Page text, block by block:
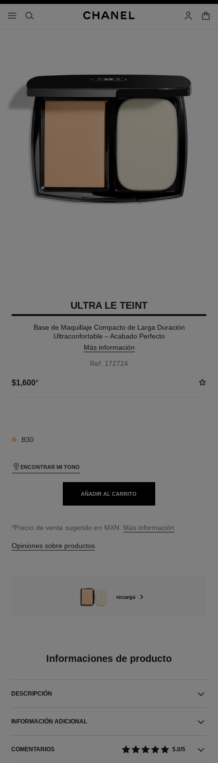
- navegación principal
buscar cuenta
carrito
ULTRA LE TEINT
Base de Maquillaje Compacto de Larga Duración
Ultraconfortable – Acabado Perfecto
Más información
Ref. 172724
$1,600*
B30
ENCONTRAR MI TONO
AÑADIR AL CARRITO
↩
*Precio de venta sugerido en MXN. Más información
Opiniones sobre productos
recarga
Informaciones de producto
DESCRIPCIÓN
INFORMACIÓN ADICIONAL
COMENTARIOS 5.0/5